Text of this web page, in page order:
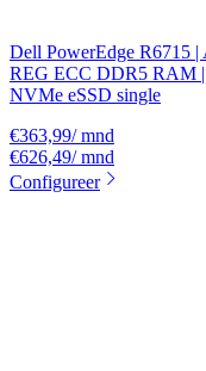
Dell PowerEdge R6715
REG ECC DDR5 RAM
NVMe eSSD single
€363,99/ mnd
€626,49/ mnd
Configureer